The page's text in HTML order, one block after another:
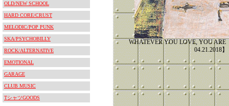
OLD/NEW SCHOOL
HARD CORE/CRUST
MELODIC/POP PUNK
SKA/PSYCHOBILLY
ROCK/ALTERNATIVE
EMOTIONAL
GARAGE
CLUB MUSIC
TシャツGOODS
WHATEVER YOU LOVE, YOU ARE
04.21.2018】